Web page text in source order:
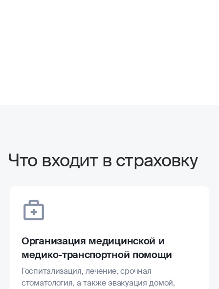
Что входит в страховку
Организация медицинской и
медико-транспортной помощи
Госпитализация, лечение, срочная
стоматология, а также эвакуация домой,